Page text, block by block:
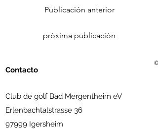
Publicación anterior
próxima publicación
Contacto
Club de golf Bad Mergentheim eV
Erlenbachtalstrasse 36
97999 Igersheim